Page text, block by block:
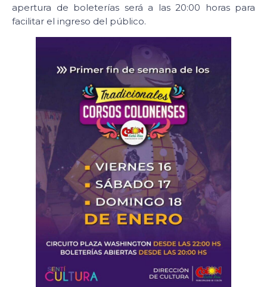
apertura de boleterías será a las 20:00 horas para
facilitar el ingreso del público.